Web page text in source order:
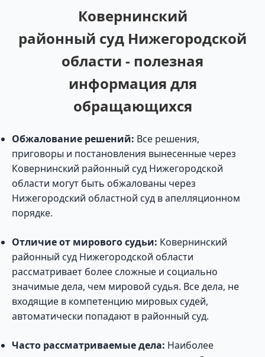
Ковернинский
районный суд Нижегородской
области - полезная
информация для
обращающихся
Обжалование решений: Все решения,
приговоры и постановления вынесенные через
Ковернинский районный суд Нижегородской
области могут быть обжалованы через
Нижегородский областной суд в апелляционном
порядке.
Отличие от мирового судьи: Ковернинский
районный суд Нижегородской области
рассматривает более сложные и социально
значимые дела, чем мировой судья. Все дела, не
входящие в компетенцию мировых судей,
автоматически попадают в районный суд.
Часто рассматриваемые дела: Наиболее